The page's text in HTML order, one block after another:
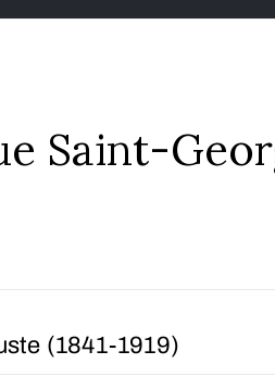
Saint-
(1841-1919)